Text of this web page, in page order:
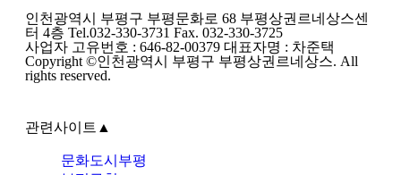
인천광역시 부평구 부평문화로 68 부평상권르네상스센
터 4층 Tel.032-330-3731 Fax. 032-330-3725
사업자 고유번호 : 646-82-00379 대표자명 : 차준택
Copyright ©인천광역시 부평구 부평상권르네상스. All
rights reserved.
관련사이트 ▲
문화도시부평